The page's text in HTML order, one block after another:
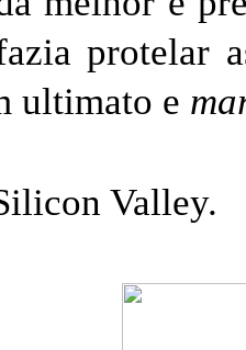
protelar
ultimato e
Valley.